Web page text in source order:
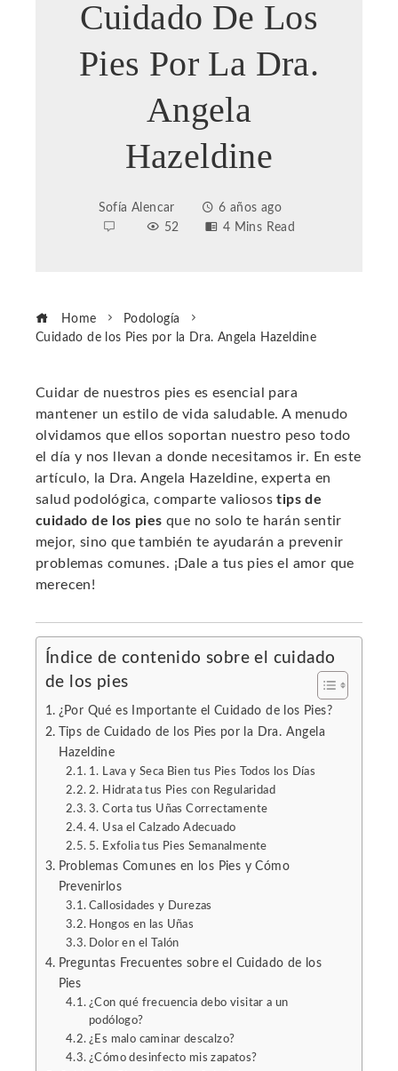
Cuidado De Los
Pies Por La Dra.
Angela
Hazeldine
Sofía Alencar
6 años ago
52
4 Mins Read
Home
Podología
Cuidado de los Pies por la Dra. Angela Hazeldine
Cuidar de nuestros pies es esencial para
mantener un estilo de vida saludable. A menudo
olvidamos que ellos soportan nuestro peso todo
el día y nos llevan a donde necesitamos ir. En este
artículo, la Dra. Angela Hazeldine, experta en
salud podológica, comparte valiosostips de
cuidado de los pies que no solo te harán sentir
mejor, sino que también te ayudarán a prevenir
problemas comunes. ¡Dale a tus pies el amor que
merecen!
Índice de contenido sobre el cuidado
de los pies
¿Por Qué es Importante el Cuidado de los Pies?
Tips de Cuidado de los Pies por la Dra. Angela
Hazeldine
1. Lava y Seca Bien tus Pies Todos los Días
2. Hidrata tus Pies con Regularidad
3. Corta tus Uñas Correctamente
4. Usa el Calzado Adecuado
5. Exfolia tus Pies Semanalmente
Problemas Comunes en los Pies y Cómo
Prevenirlos
Callosidades y Durezas
Hongos en las Uñas
Dolor en el Talón
Preguntas Frecuentes sobre el Cuidado de los
Pies
¿Con qué frecuencia debo visitar a un
podólogo?
¿Es malo caminar descalzo?
¿Cómo desinfecto mis zapatos?